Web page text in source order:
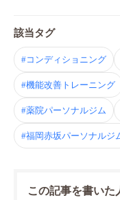
該当タグ
#コンディショニング
#機能改善トレーニング
#薬院パーソナルジム
#福岡赤坂パーソナルジ
この記事を書いた